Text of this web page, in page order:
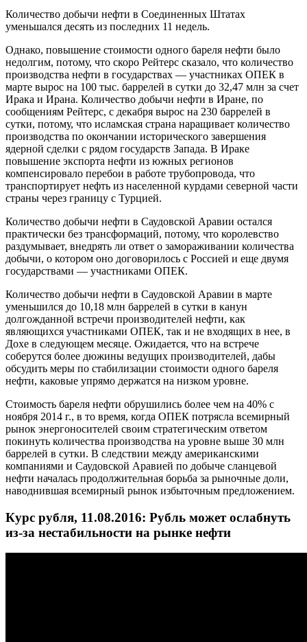
Количество добычи нефти в Соединенных Штатах
уменьшался десять из последних 11 недель.
Однако, повышение стоимости одного бареля нефти было
недолгим, потому, что скоро Рейтерс сказало, что количество
производства нефти в государствах — участниках ОПЕК в
марте вырос на 100 тыс. баррелей в сутки до 32,47 млн за счет
Ирака и Ирана. Количество добычи нефти в Иране, по
сообщениям Рейтерс, с декабря вырос на 230 баррелей в
сутки, потому, что исламская страна наращивает количество
производства по окончании исторического завершения
ядерной сделки с рядом государств Запада. В Ираке
повышение экспорта нефти из южных регионов
компенсировало перебои в работе трубопровода, что
транспортирует нефть из населенной курдами северной части
страны через границу с Турцией.
Количество добычи нефти в Саудовской Аравии остался
практически без трансформаций, потому, что королевство
раздумывает, внедрять ли ответ о замораживании количества
добычи, о котором оно договорилось с Россией и еще двумя
государствами — участниками ОПЕК.
Количество добычи нефти в Саудовской Аравии в марте
уменьшился до 10,18 млн баррелей в сутки в канун
долгожданной встречи производителей нефти, как
являющихся участниками ОПЕК, так и не входящих в нее, в
Дохе в следующем месяце. Ожидается, что на встрече
соберутся более дюжины ведущих производителей, дабы
обсудить меры по стабилизации стоимости одного бареля
нефти, каковые упрямо держатся на низком уровне.
Стоимость бареля нефти обрушились более чем на 40% с
ноября 2014 г., в то время, когда ОПЕК потрясла всемирный
рынок энергоносителей своим стратегическим ответом
покинуть количества производства на уровне выше 30 млн
баррелей в сутки. В следствии между американскими
компаниями и Саудовской Аравией по добыче сланцевой
нефти началась продолжительная борьба за рыночные доли,
наводнившая всемирный рынок избыточным предложением.
Курс рубля, 11.08.2016: Рубль может ослабнуть
из-за нестабильности на рынке нефти